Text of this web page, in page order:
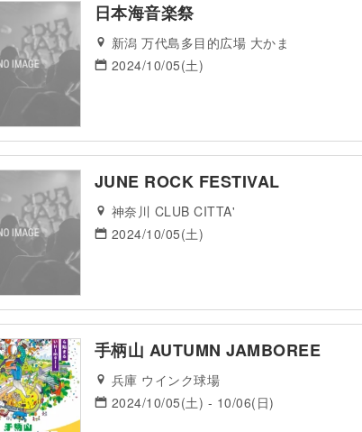
日本海音楽祭
新潟 万代島多目的広場 大かま
2024/10/05(土)
JUNE ROCK FESTIVAL
神奈川 CLUB CITTA'
2024/10/05(土)
手柄山 AUTUMN JAMBOREE
兵庫 ウインク球場
2024/10/05(土) - 10/06(日)